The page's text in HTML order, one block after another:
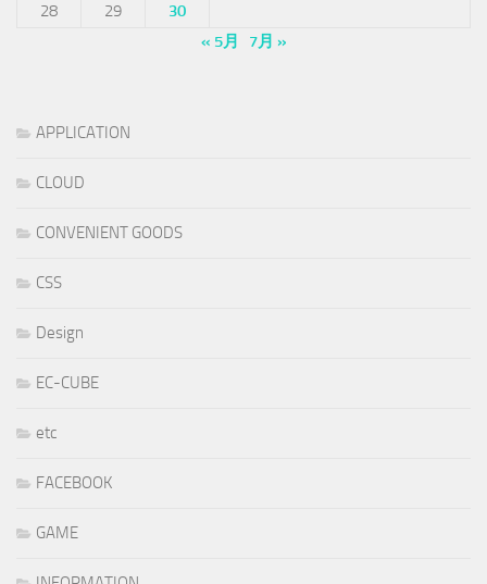
28
29
30
« 5月
7月 »
APPLICATION
CLOUD
CONVENIENT GOODS
CSS
Design
EC-CUBE
etc
FACEBOOK
GAME